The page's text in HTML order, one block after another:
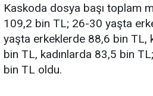
Kaskoda dosya başı toplam
109,2 bin TL; 26-30 yaşta
yaşta erkeklerde 88,6 bin TL,
bin TL, kadınlarda 83,5 bin
bin TL oldu.